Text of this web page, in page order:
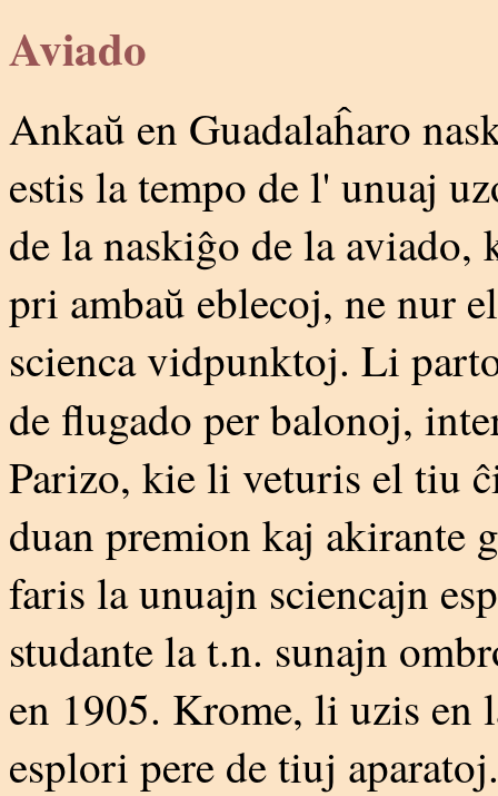
Aviado
Ankaŭ en Guadalaĥaro
estis la tempo de l' unuaj
de la naskiĝo de la aviado,
pri ambaŭ eblecoj, ne nur
scienca vidpunktoj. Li
de flugado per balonoj,
Parizo, kie li veturis el tiu
duan premion kaj akirante
faris la unuajn sciencajn
studante la t.n. sunajn
en 1905. Krome, li uzis en
esplori pere de tiuj aparatoj.